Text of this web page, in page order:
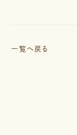
一覧へ戻る